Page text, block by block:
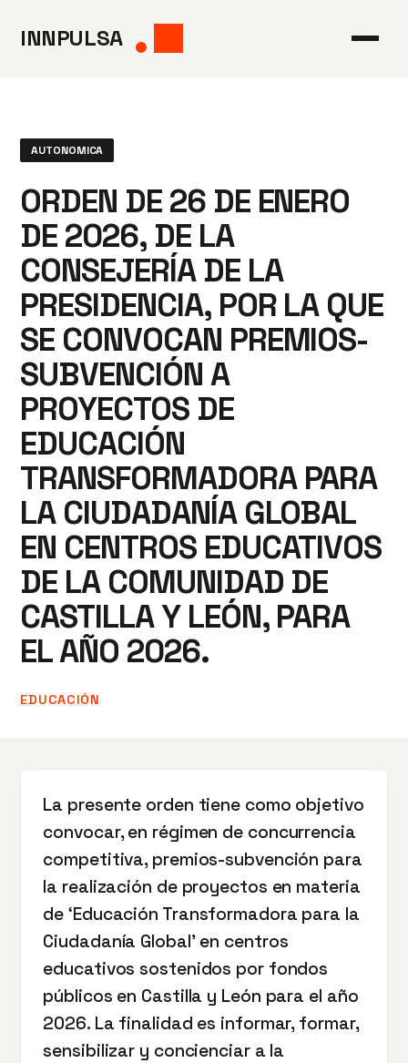
INNPULSA
AUTONOMICA
ORDEN DE 26 DE ENERO
DE 2026, DE LA
CONSEJERÍA DE LA
PRESIDENCIA, POR LA QUE
SE CONVOCAN PREMIOS-
SUBVENCIÓN A
PROYECTOS DE
EDUCACIÓN
TRANSFORMADORA PARA
LA CIUDADANÍA GLOBAL
EN CENTROS EDUCATIVOS
DE LA COMUNIDAD DE
CASTILLA Y LEÓN, PARA
EL AÑO 2026.
EDUCACIÓN
La presente orden tiene como objetivo
convocar, en régimen de concurrencia
competitiva, premios-subvención para
la realización de proyectos en materia
de ‘Educación Transformadora para la
Ciudadanía Global’ en centros
educativos sostenidos por fondos
públicos en Castilla y León para el año
2026. La finalidad es informar, formar,
sensibilizar y concienciar a la